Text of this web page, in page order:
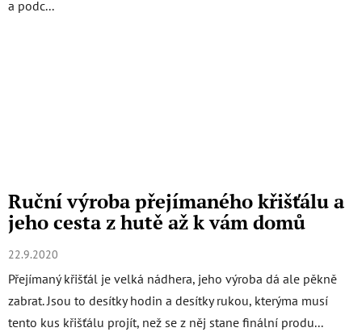
a podc...
Ruční výroba přejímaného křišťálu a
jeho cesta z hutě až k vám domů
22.9.2020
Přejímaný křišťál je velká nádhera, jeho výroba dá ale pěkně
zabrat. Jsou to desítky hodin a desítky rukou, kterýma musí
tento kus křišťálu projít, než se z něj stane finální produ...